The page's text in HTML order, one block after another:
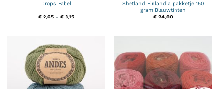
Drops Fabel
€2,65 - €3,15Prijsklasse:
Shetland Finlandia pakketje 150
gram Blauwtinten
€24,00